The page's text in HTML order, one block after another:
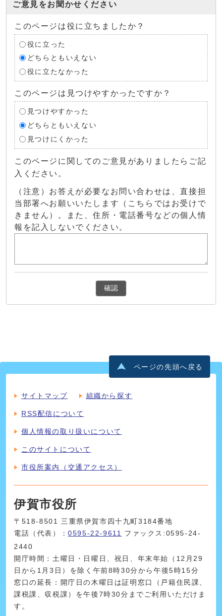
ご意見をお聞かせください
このページは役に立ちましたか？
役に立った
どちらともいえない
役に立たなかった
このページは見つけやすかったですか？
見つけやすかった
どちらともいえない
見つけにくかった
このページに関してのご意見がありましたらご記
入ください。
（注意）お答えが必要なお問い合わせは、直接担
当部署へお願いいたします（こちらではお受けで
きません）。また、住所・電話番号などの個人情
報を記入しないでください。
確認
ページの先頭へ戻る
サイトマップ 組織から探す
RSS配信について
個人情報の取り扱いについて
このサイトについて
市役所案内（交通アクセス）
伊賀市役所
〒518-8501 三重県伊賀市四十九町3184番地
電話（代表）：0595-22-9611
ファックス:0595-24-
2440
開庁時間：土曜日・日曜日、祝日、年末年始（12月29
日から1月3日）を除く午前8時30分から午後5時15分
窓口の延長：開庁日の木曜日は証明窓口（戸籍住民課、
課税課、収税課）を午後7時30分までご利用いただけま
す。